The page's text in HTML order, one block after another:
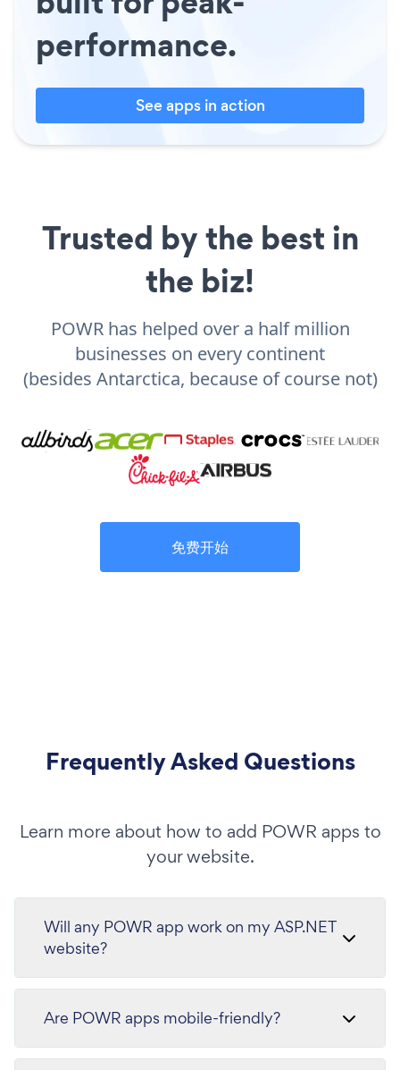
performance.
See apps in action
Trusted by the best in
the biz!
POWR has helped over a half million
businesses on every continent
(besides Antarctica, because of course not)
免费开始
Frequently Asked Questions
Learn more about how to add POWR apps to
your website.
Will any POWR app work on my ASP.NET
website?
Are POWR apps mobile-friendly?